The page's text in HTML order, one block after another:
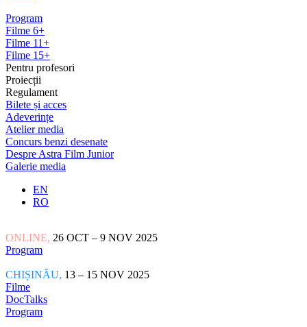
Program
Filme 6+
Filme 11+
Filme 15+
Pentru profesori
Proiecții
Regulament
Bilete și acces
Adeverințe
Atelier media
Concurs benzi desenate
Despre Astra Film Junior
Galerie media
EN
RO
ONLINE, 26 OCT – 9 NOV 2025
Program
CHIȘINĂU, 13 – 15 NOV 2025
Filme
DocTalks
Program